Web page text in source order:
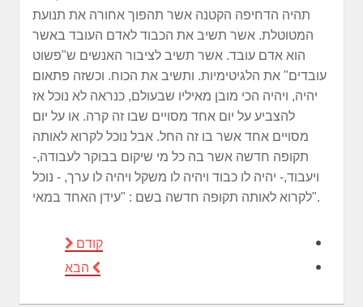
תהיה הדחיפה הקטנה אשר תהפוך אחורה את תנועת
המטוטלת. אשר תשיב את הכבוד לאדם העובד באשר
הוא אדם עובד. אשר תשיב לציבור האנשים ש"פשוט
עובדים" את הלגיטימיות. ותשיב את הכוח. וכשזה פתאום
יהיה, ויהיה הכי מובן מאיליו שבעולם, כנראה לא נוכל אז
להצביע על יום אחד מסויים שבו זה קרה. או על יום
מסויים אחד אשר בו זה החל. אבל נוכל לקרוא לאותה
תקופה חדשה אשר בה כל מי שיקום בבוקר לעבודה,-
ויעבוד,- יהיה לו כבוד ויהיה לו משקל ויהיה לו ערך, - נוכל
לקרוא לאותה תקופה חדשה בשם : "עידן האחד במאי".
קודם
הבא